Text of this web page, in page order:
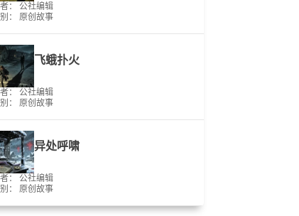
： 公社编辑
：
原创故事
飞蛾扑火
： 公社编辑
：
原创故事
异处呼啸
： 公社编辑
：
原创故事